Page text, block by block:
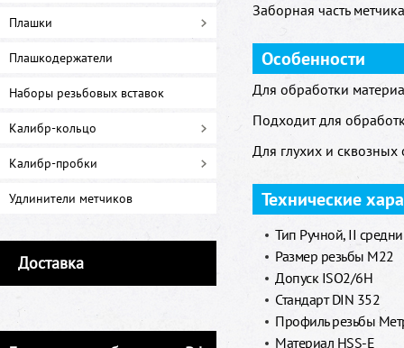
Плашки
Плашкодержатели
Наборы резьбовых вставок
Калибр-кольцо
Калибр-пробки
Удлинители метчиков
Доставка
Заборная часть
Особенности
Для обработки
Подходит для
Для глухих и сквозных
Технические
Тип Ручной, II
Размер резьбы M22
Допуск ISO2/6H
Стандарт DIN 352
Профиль резьбы
Материал HSS-E